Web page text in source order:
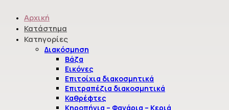
Αρχική
Κατάστημα
Κατηγορίες
Διακόσμηση
Βάζα
Εικόνες
Επιτοίχια διακοσμητικά
Επιτραπέζια διακοσμητικά
Καθρέφτες
Κηροπήγια – Φανάρια – Κεριά
Κάνε τον χώρο σου...
σαν παραμύθι!